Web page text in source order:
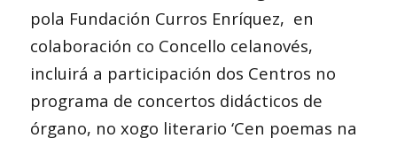
pola Fundación Curros Enríquez, en
colaboración co Concello celanovés,
incluirá a participación dos Centros no
programa de concertos didácticos de
órgano, no xogo literario ‘Cen poemas na